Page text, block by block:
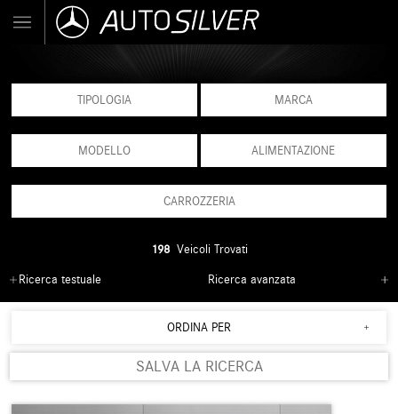
TIPOLOGIA MARCA
MODELLO ALIMENTAZIONE
CARROZZERIA
198Veicoli Trovati
Ricerca testuale
Ricerca avanzata
ORDINA PER
SALVA LA RICERCA